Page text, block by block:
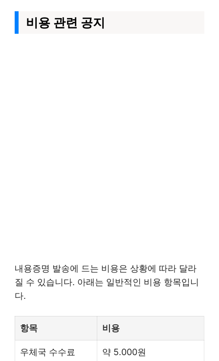
비용 관련 공지
내용증명 발송에 드는 비용은 상황에 따라 달라
질 수 있습니다. 아래는 일반적인 비용 항목입니
다.
항목 비용
우체국 수수료 약 5.000원